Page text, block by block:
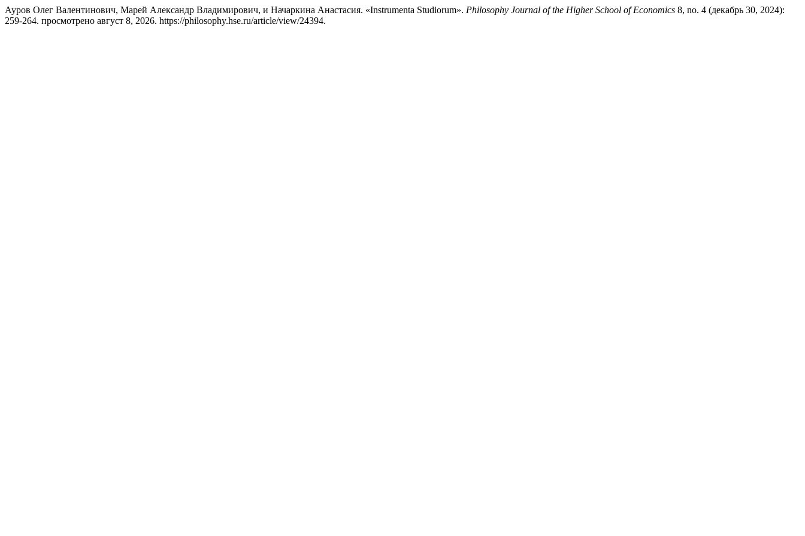
Ауров Олег Валентинович, Марей Александр Владимирович, и Начаркина Анастасия. «Instrumenta Studiorum». Philosophy Journal of the Higher School of Economics 8, no. 4 (декабрь 30, 2024):
259-264. просмотрено август 8, 2026. https://philosophy.hse.ru/article/view/24394.